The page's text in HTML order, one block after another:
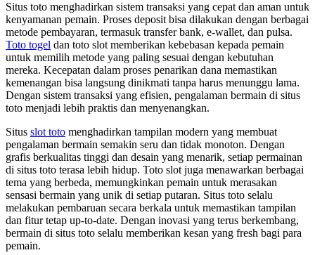
Situs toto menghadirkan sistem transaksi yang cepat dan aman untuk
kenyamanan pemain. Proses deposit bisa dilakukan dengan berbagai
metode pembayaran, termasuk transfer bank, e-wallet, dan pulsa.
Toto togel dan toto slot memberikan kebebasan kepada pemain
untuk memilih metode yang paling sesuai dengan kebutuhan
mereka. Kecepatan dalam proses penarikan dana memastikan
kemenangan bisa langsung dinikmati tanpa harus menunggu lama.
Dengan sistem transaksi yang efisien, pengalaman bermain di situs
toto menjadi lebih praktis dan menyenangkan.
Situs slot toto menghadirkan tampilan modern yang membuat
pengalaman bermain semakin seru dan tidak monoton. Dengan
grafis berkualitas tinggi dan desain yang menarik, setiap permainan
di situs toto terasa lebih hidup. Toto slot juga menawarkan berbagai
tema yang berbeda, memungkinkan pemain untuk merasakan
sensasi bermain yang unik di setiap putaran. Situs toto selalu
melakukan pembaruan secara berkala untuk memastikan tampilan
dan fitur tetap up-to-date. Dengan inovasi yang terus berkembang,
bermain di situs toto selalu memberikan kesan yang fresh bagi para
pemain.